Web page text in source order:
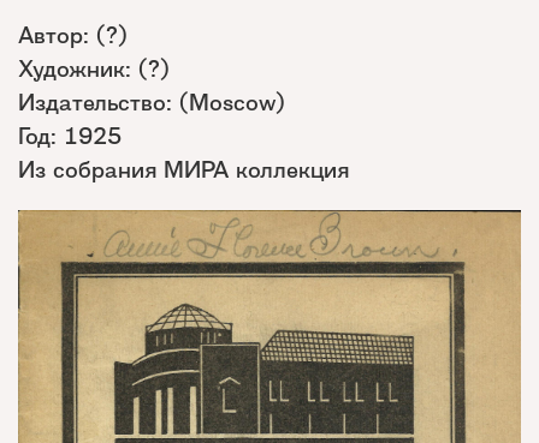
Автор: (?)
Художник: (?)
Издательство: (Moscow)
Год: 1925
Из собрания МИРА коллекция